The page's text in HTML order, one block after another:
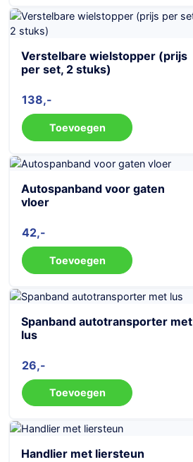
Verstelbare wielstopper (prijs
per set, 2 stuks)
138
Toevoegen
Autospanband voor gaten
vloer
42
Toevoegen
Spanband autotransporter met
lus
26
Toevoegen
Handlier met liersteun